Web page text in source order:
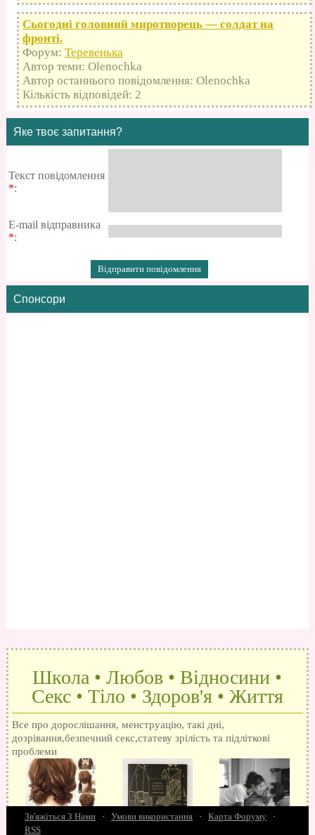
Сьогодні головний миротворець — солдат на
фронті.
Форум: Теревенька
Автор теми: Olenochka
Автор останнього повідомлення: Olenochka
Кількість відповідей: 2
Яке твоє запитання?
Текст повідомлення
*:
E-mail відправника
*:
Спонсори
Школа • Любов • Відносини •
Секс • Тіло • Здоров'я • Життя
Все про дорослішання, менструацію, такі дні,
дозрівання,безпечний секс,статеву зрілість та підліткові
проблеми
Зв'яжіться З Нами · Умови використання · Карта Форуму
·
RSS